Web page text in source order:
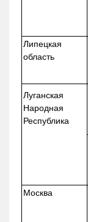
Липецкая
область
Луганская
Народная
Республика
Москва